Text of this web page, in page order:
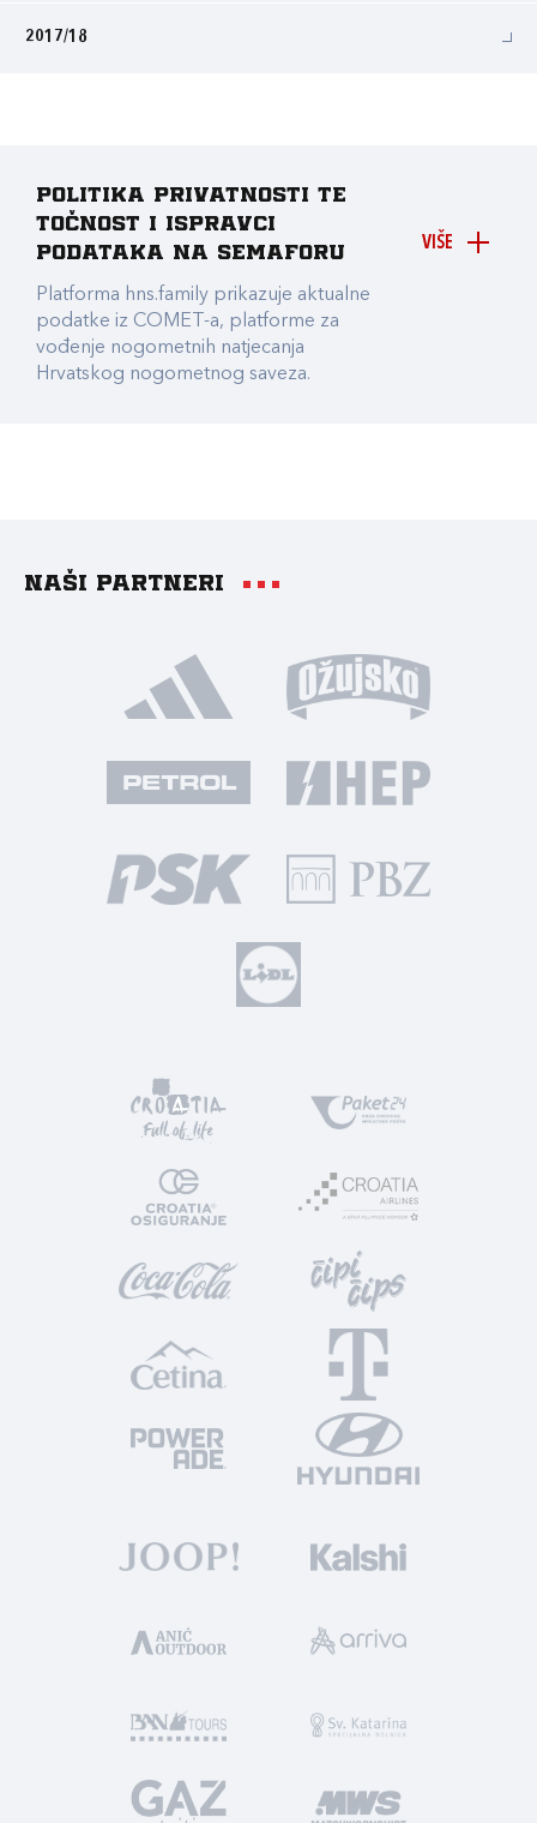
2017/18
VIŠE
Politika privatnosti te
točnost i ispravci
podataka na Semaforu
Platforma hns.family prikazuje aktualne
podatke iz COMET-a, platforme za
vođenje nogometnih natjecanja
Hrvatskog nogometnog saveza.
Naši partneri